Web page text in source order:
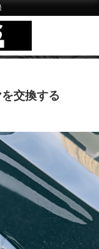
交換する